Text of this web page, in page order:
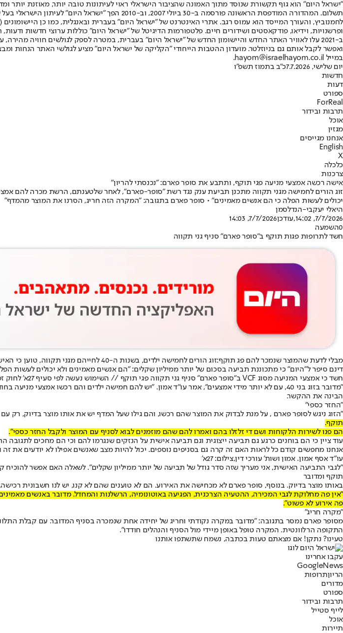
"ישראל היום" הוא גוף תקשורת שנוסד מתוך האמונה שהציבור הישראלי ראוי לעיתונות טובה יותר, מאוזנת יותר
תשלום. המהדורה המודפסת הראשונה פורסמה ב-30 ביולי
ופרשנויות, וידיאו, פודקאסטים ושידורים חיים. פלטפורמות הדיגיטל של "ישראל היום" כוללות ערוצי חדשות
ב-2021 עלו לאוויר האתר החדש והיישומון החדש של "ישראל היום" בעברית, במטרה לספק לגולשים חוויה
ואפשר לקבל אותם גם בניוזלטר. מועדון ההטבות הייחודי "הקליקה של ישראל היום" מציע לגולשי האתר הנחות
במייל hayom@israelhayom.co.il.
יום שלישי, 7.7.2026
כ"ב בתמוז תשפ"ו
חדשות
דעות
ספורט
ForReal
תרבות ובידור
אוכל
מגזין
אנחנו מגייסים
English
X
כלכלה
צרכנות
אישה רכשה אמצעי מניעה פגי תוקף, ותתבע את סופר פארם: "נכנסתי להריון"
זוג הורים לחמישה מגני תקווה מתכנן תביעת ענק נגד רשת "סופר-פארם", לאחר שלטענתם, הרשת מכרה להם
יכולים לעשות הפלה כי הם אנשים מאמינים" • סופר פארם בתגובה: "המקרה הזה חריג, הסרנו את המוצר מהמדף"
היאלי יעקבי-הנדלסמן
7/7/2026, 14:02
,עודכן7/7/2026, 14:03
0השמעה
חשד לתרופות פגות תוקף ב"סופר פארם" סניף גני תקווה
מבלי לדעת שהמוצר שנמכר להם פג תוקף:זוג הורים לחמישה ילדים, בשנות ה-40 לחייהם מגני תקווה, טוען כי האישה נכנסה להריון לאחר שהזוג רכש אמצעי מניעה מסוג VCF בסניף
דינם סיפר ל"היום" כי מתכוננת תביעה בסכום של יותר ממיליון שקלים: "הם אנשים מאמינים ולא יכולים לעשות
חשד כי אמצעי המניעה מסוג VCF ב"סופר פארם" סניף גני תקווה פגי תוקף // השימוש נעשה לפי סעיף 27א' לחוק זכויות יוצרים
"מדובר בזוג בני 40, עם לא יותר מידי אמצעים", אמר עו"ד אמון. "יש להם חמישה ילדים והם רכשו
הבינה את ההקשר.
"החזר כספי"
"הזוג ניגש לסופר פארם , על מנת לבדוק את המוצר שהם רכשו, והם גילו שעל המדף יש את אותו מוצר בדיוק, רק עם תוקף
תוקף.
הם פנו לשירות הלקוחות ושם די זלזלו בהם ואמרו להם שהם מוזמנים לבוא לסניף עם המוצר ולקבל החזר כספי".
עוד ציין כי הם בוחנים כרגע גם תביעה ייצוגית וגם תביעה אישית על הנזקים שנגרמו להם וכי הם מחכים
אנחנו מחפשים קודם כל לראות האם זה קרה גם בסניפים נוספים. יכול להיות מצב שאנשים אפילו לא יודעים את
עו"ד אסף אמון. אמון ושות' עורכי דין,צילום: 27א'
"לגבי התביעה האישית, אני מעריך שזה סדר גודל של תביעה של יותר ממיליון שקלים". לשאלה האם אפשר להוכיח
תוקף ומדובר
באותו מוצר בדיוק. בנוסף, סופר פארם לא מכחישה את האירוע. הם לא טוענים שהם לא קנו, יש לנו חשבונית
"אין פה מחלוקת לגבי המכירה, ההטעיה הצרכנית, הפגיעה באוטונומיה, הרשלנות והמחדל. מדובר באנשים
פה אירוע לא פשוט".
"מקרה חריג"
מסופר פארם נמסר בתגובה: "מדובר במקרה נקודתי וחריג של יחידה אחת שנמכרה בסניף המדובר. עם קבלת
התקופה הרלוונטית. המקרה טופל באופן מיידי מול הסניף והנהלים חודדו".
טעינו? נתקן! אם מצאתם טעות בכתבה, נשמח שתשתפו אותנו
עקבו אחרינו
Googl eNews
הריוןתרופות
מדורים
ספורט
תרבות ובידור
לייף סטייל
אוכל
תיירות